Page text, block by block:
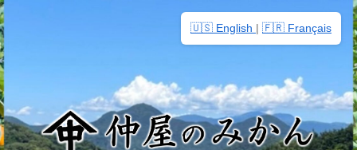
🇺🇸 English | 🇫🇷 Français